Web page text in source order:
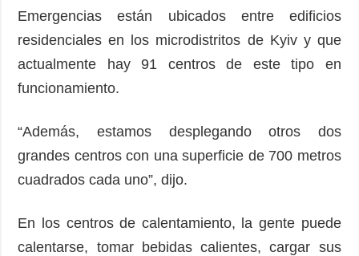
Emergencias están ubicados entre edificios
residenciales en los microdistritos de Kyiv y que
actualmente hay 91 centros de este tipo en
funcionamiento.
“Además, estamos desplegando otros dos
grandes centros con una superficie de 700 metros
cuadrados cada uno”, dijo.
En los centros de calentamiento, la gente puede
calentarse, tomar bebidas calientes, cargar sus